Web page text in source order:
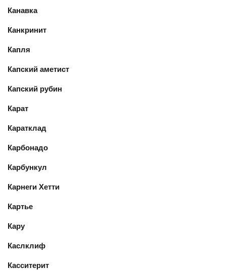
Канавка
Канкринит
Капля
Капский аметист
Капский рубин
Карат
Каратклад
Карбонадо
Карбункул
Карнеги Хетти
Картье
Кару
Каслклиф
Касситерит